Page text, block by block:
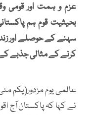
عزم و ہمت اور قومی
بحیثیت قوم ہم
سہنے کے حوصلے اور
کرنے کے مثالی جذبے
عالمی یوم مزدور(یکم
نے کہا کہ پاکستان آج